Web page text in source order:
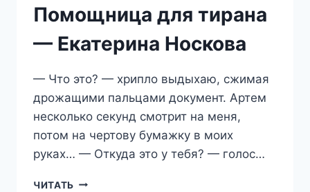
Помощница для тирана
— Екатерина Носкова
— Что это? — хрипло выдыхаю, сжимая
дрожащими пальцами документ. Артем
несколько секунд смотрит на меня,
потом на чертову бумажку в моих
руках… — Откуда это у тебя? — голос…
ЧИТАТЬ ПОМОЩНИЦА